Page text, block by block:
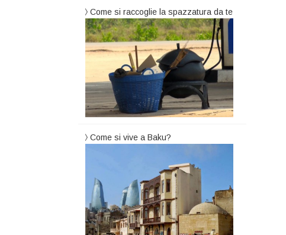
Come si raccoglie la spazzatura da te
Come si vive a Baku?